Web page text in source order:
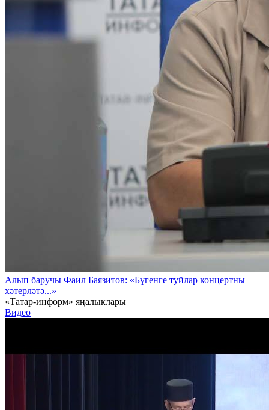
Алып баручы Фаил Баязитов: «Бүгенге туйлар концертны
хәтерләтә...»
«Татар-информ» яңалыклары
Видео